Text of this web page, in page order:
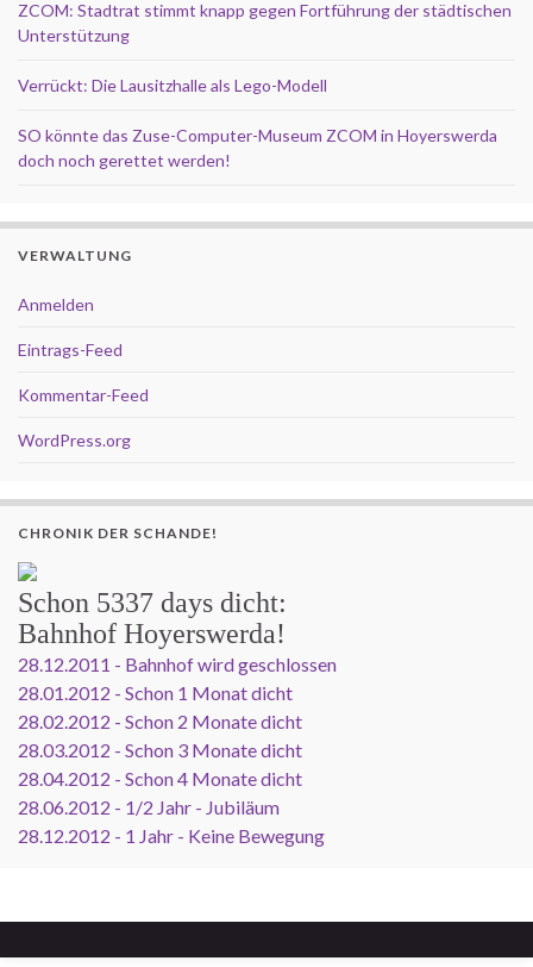
ZCOM: Stadtrat stimmt knapp gegen Fortführung der städtischen
Unterstützung
Verrückt: Die Lausitzhalle als Lego-Modell
SO könnte das Zuse-Computer-Museum ZCOM in Hoyerswerda
doch noch gerettet werden!
VERWALTUNG
Anmelden
Eintrags-Feed
Kommentar-Feed
WordPress.org
CHRONIK DER SCHANDE!
Schon 5337 days dicht:
Bahnhof Hoyerswerda!
28.12.2011 - Bahnhof wird geschlossen
28.01.2012 - Schon 1 Monat dicht
28.02.2012 - Schon 2 Monate dicht
28.03.2012 - Schon 3 Monate dicht
28.04.2012 - Schon 4 Monate dicht
28.06.2012 - 1/2 Jahr - Jubiläum
28.12.2012 - 1 Jahr - Keine Bewegung